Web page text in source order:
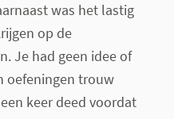
was het lastig
op de
Je had geen idee of
oefeningen trouw
keer deed voordat